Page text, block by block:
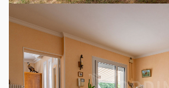
bureau, seconde chambre avec
récente, WC.
A l'étage : palier, trois chambres, salle
pièces aménageables facilement pour